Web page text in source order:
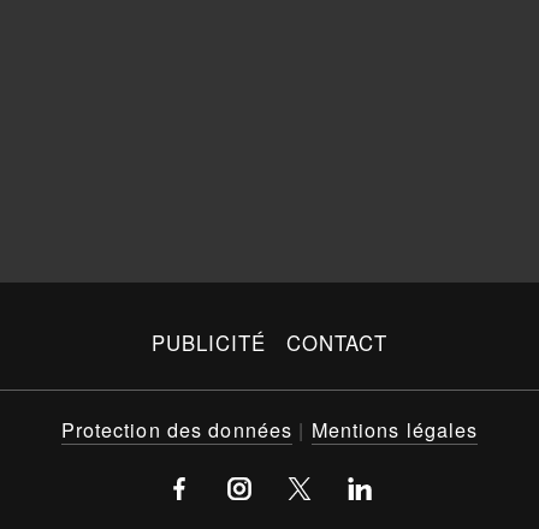
PUBLICITÉ CONTACT
Protection des données | Mentions légales